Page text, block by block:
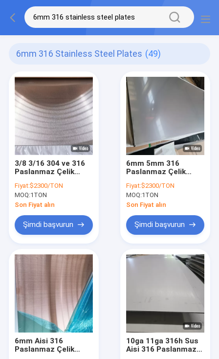
6mm 316 Stainless Steel Plates (49)
3/8 3/16 304 ve 316
Paslanmaz Çelik
6mm 14 Ga 18Ga
Paslanmaz Çelik Sac
Fiyat:$2300/TON
MOQ:1TON
Son Fiyat alın
Şimdi başvurun
6mm 5mm 316
Paslanmaz Çelik
Levha 12 11 Ölçü 10
Ölçü Paslanmaz Çelik
Levha
Fiyat:$2300/TON
MOQ:1TON
Son Fiyat alın
Şimdi başvurun
6mm Aisi 316
Paslanmaz Çelik
10ga 11ga 316h Sus
Aisi 316 Paslanmaz